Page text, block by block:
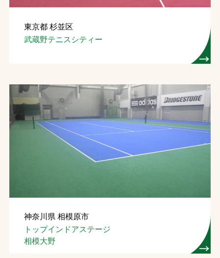
検索
お問合せ
ソーシャルメディアポリシー
InstagramFacebook
YouTube
東京都 杉並区
武蔵野テニスシティー
神奈川県 相模原市
トップインドアステージ
相模大野